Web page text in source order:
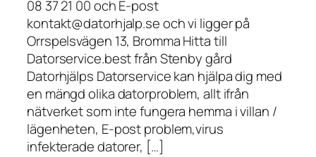
08 37 21 00 och E-post
kontakt@datorhjalp.se och vi ligger på
Orrspelsvägen 13, Bromma Hitta till
Datorservice.best från Stenby gård
Datorhjälps Datorservice kan hjälpa dig med
en mängd olika datorproblem, allt ifrån
nätverket som inte fungera hemma i villan /
lägenheten, E-post problem,virus
infekterade datorer, […]